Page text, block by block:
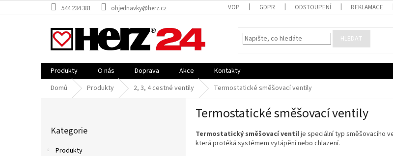
na
544 234 381 objednavky@herz.cz VOP GDPR ODSTOUPENÍ REKLAMACE
HLEDAT
Produkty O nás Doprava Akce
Kontakty
Domů
Produkty 2, 3, 4 cestné ventily Termostatické směšovací ventily
kategorie
Kategorie
Produkty
Termostatické směšovací ventily
Termostatický směšovací ventilje speciální typ směšovacího
která protéká systémem vytápění nebo chlazení.